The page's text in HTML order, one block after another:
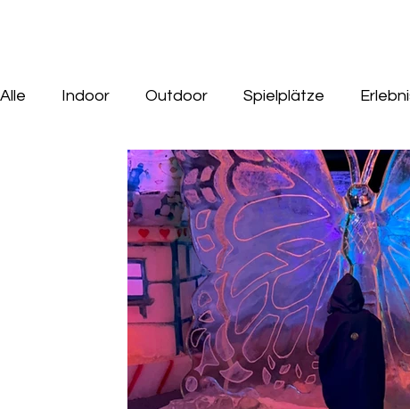
Alle Indoor Outdoor Spielplätze
Gastro Tipps mit Kids Ausflüge mit Hund
Indoorspielplatz Geburtstag Tiere
Wasserspielplatz Saison Ausflüge
Rund ums Kind Seen Wildpark